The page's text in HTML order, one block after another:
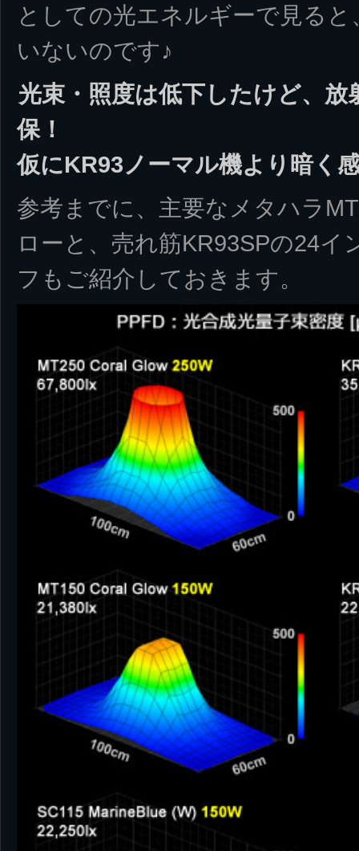
としての光エネルギーで見る
いないのです♪
光束・照度は低下したけど、
保！
仮にKR93ノーマル機より暗く
参考までに、主要なメタハラ
ローと、売れ筋KR93SPの24イ
フもご紹介しておきます。